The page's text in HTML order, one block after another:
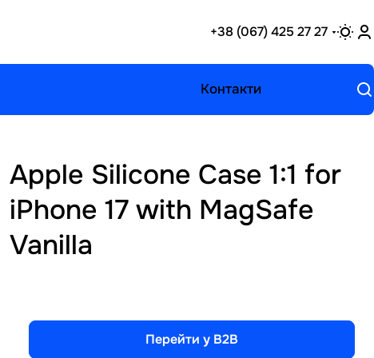
+38 (067) 425 27 27
Контакти
Apple Silicone Case 1:1 for
iPhone 17 with MagSafe
Vanilla
Перейти у B2B